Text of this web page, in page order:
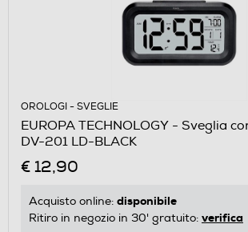
OROLOGI - SVEGLIE
EUROPA TECHNOLOGY - Sveglia
DV-201 LD-BLACK
€ 12,90
Acquisto online: disponibile
Ritiro in negozio in 30' gratuito: verifica